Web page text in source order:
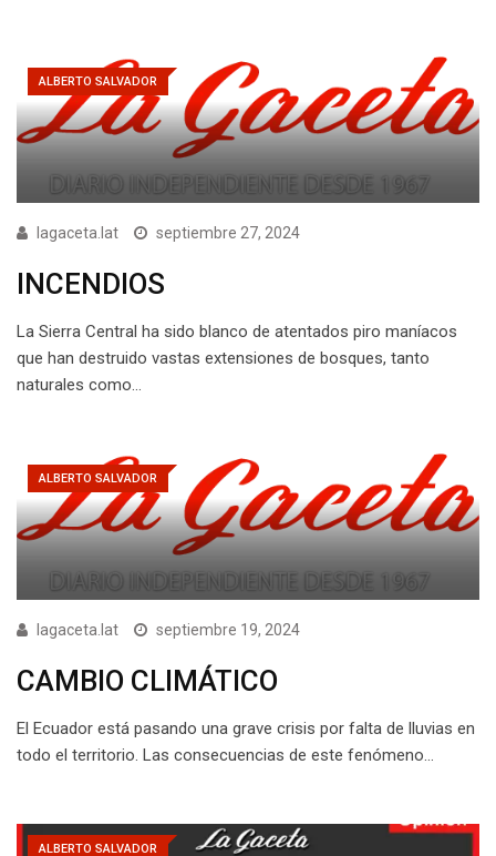
ALBERTO SALVADOR
lagaceta.lat septiembre 27, 2024
INCENDIOS
La Sierra Central ha sido blanco de atentados piro maníacos
que han destruido vastas extensiones de bosques, tanto
naturales como…
ALBERTO SALVADOR
lagaceta.lat septiembre 19, 2024
CAMBIO CLIMÁTICO
El Ecuador está pasando una grave crisis por falta de lluvias en
todo el territorio. Las consecuencias de este fenómeno…
ALBERTO SALVADOR